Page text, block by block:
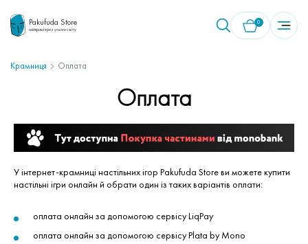
Pakufuda Store
найкращі ігри з усього світу
0
Крамниця Оплата
Оплата
У інтернет-крамниці настільних ігор Pakufuda Store ви можете купити
настільні ігри онлайн й обрати один із таких варіантів оплати:
оплата онлайн за допомогою сервісу LiqPay
оплата онлайн за допомогою сервісу Plata by Mono